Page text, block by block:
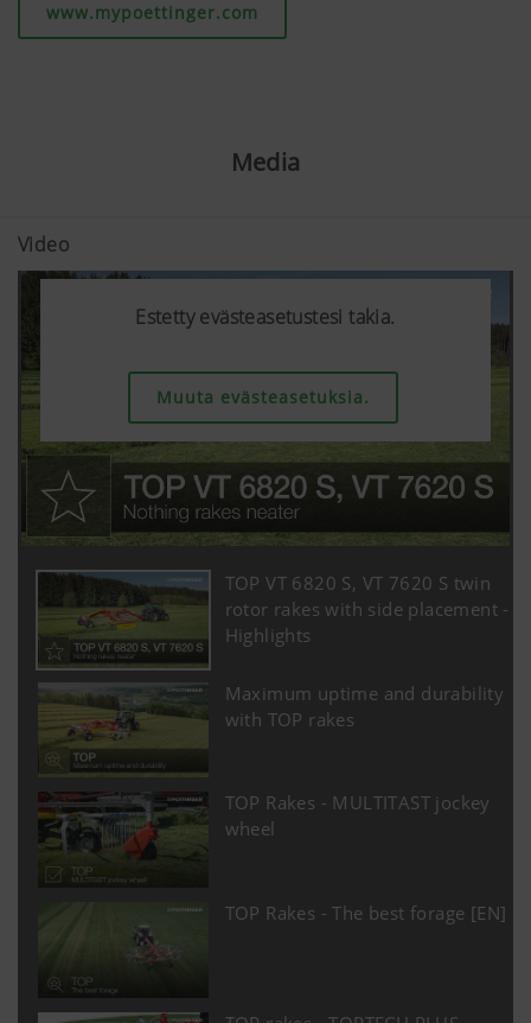
www.mypoettinger.com
Media
Video
Estetty evästeasetustesi takia.
Muuta evästeasetuksia.
Estetty evästeasetustesi takia.
Muuta evästeasetuksia.
Estetty evästeasetustesi takia.
Muuta evästeasetuksia.
Estetty evästeasetustesi takia.
Muuta evästeasetuksia.
TOP VT 6820 S, VT 7620 S twin
rotor rakes with side placement -
Highlights
Maximum uptime and durability
with TOP rakes
TOP Rakes - MULTITAST jockey
wheel
TOP Rakes - The best forage [EN]